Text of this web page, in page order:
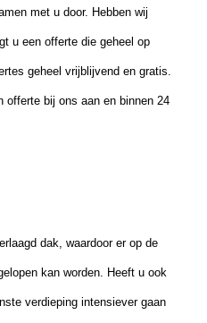
met u door. Hebben wij
u een offerte die geheel op
geheel vrijblijvend en gratis.
offerte bij ons aan en binnen 24
dak, waardoor er op de
kan worden. Heeft u ook
verdieping intensiever gaan